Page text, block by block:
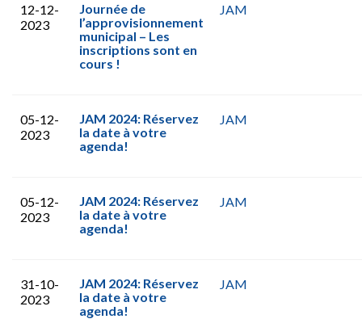
12-12-
2023
Journée de
l’approvisionnement
municipal – Les
inscriptions sont en
cours !
JAM
05-12-
2023
JAM 2024: Réservez
la date à votre
agenda!
JAM
05-12-
2023
JAM 2024: Réservez
la date à votre
agenda!
JAM
31-10-
2023
JAM 2024: Réservez
la date à votre
agenda!
JAM